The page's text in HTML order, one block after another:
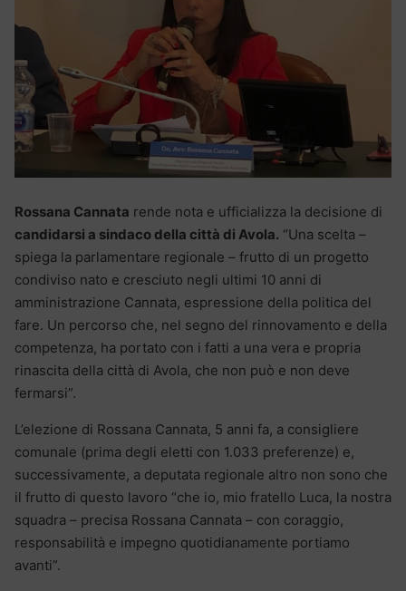
Rossana Cannata rende nota e ufficializza la decisione di
candidarsi a sindaco della città di Avola. “Una scelta –
spiega la parlamentare regionale – frutto di un progetto
condiviso nato e cresciuto negli ultimi 10 anni di
amministrazione Cannata, espressione della politica del
fare. Un percorso che, nel segno del rinnovamento e della
competenza, ha portato con i fatti a una vera e propria
rinascita della città di Avola, che non può e non deve
fermarsi”.
L’elezione di Rossana Cannata, 5 anni fa, a consigliere
comunale (prima degli eletti con 1.033 preferenze) e,
successivamente, a deputata regionale altro non sono che
il frutto di questo lavoro “che io, mio fratello Luca, la nostra
squadra – precisa Rossana Cannata – con coraggio,
responsabilità e impegno quotidianamente portiamo
avanti”.